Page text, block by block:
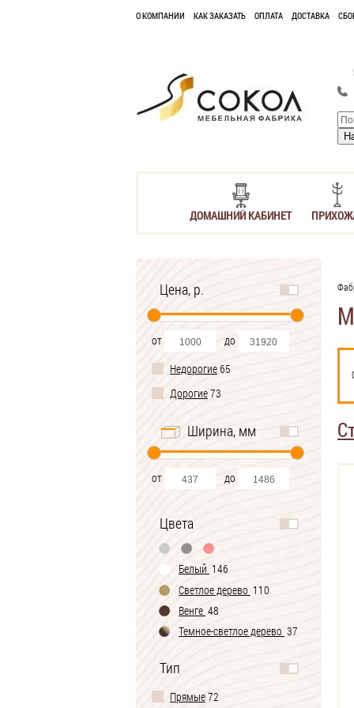
О КОМПАНИИ КАК ЗАКАЗАТЬ ОПЛАТА ДОСТАВКА
ДОМАШНИЙ КАБИНЕТ
Цена, р.
от
до
Недорогие65
Дорогие73
Ширина, мм
от до
Цвета
Белый 146
Светлое дерево 110
Венге 48
Темное-cветлое дерево 37
Тип
Прямые72